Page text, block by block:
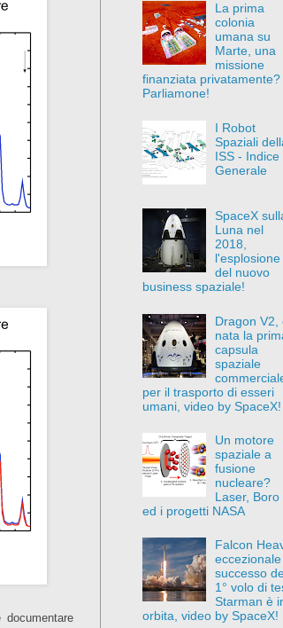
La prima
colonia
umana su
Marte, una
missione
finanziata privatamente?
Parliamone!
I Robot
Spaziali
ISS - Indice
Generale
SpaceX
Luna nel
2018,
l'esplosione
del nuovo
business spaziale!
Dragon V2,
nata la
capsula
spaziale
per il trasporto di esseri
umani, video by SpaceX!
Un motore
spaziale a
fusione
nucleare?
Laser, Boro
ed i progetti NASA
Falcon
eccezionale
successo
1° volo di
Starman è
orbita, video by SpaceX!